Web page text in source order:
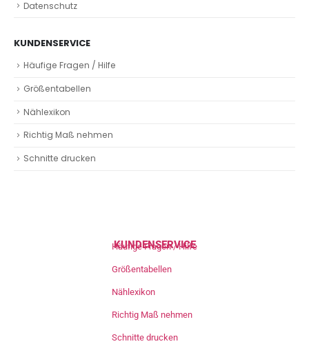
Datenschutz
KUNDENSERVICE
Häufige Fragen / Hilfe
Größentabellen
Nählexikon
Richtig Maß nehmen
Schnitte drucken
KUNDENSERVICE
Häufige Fragen / Hilfe
Größentabellen
Nählexikon
Richtig Maß nehmen
Schnitte drucken